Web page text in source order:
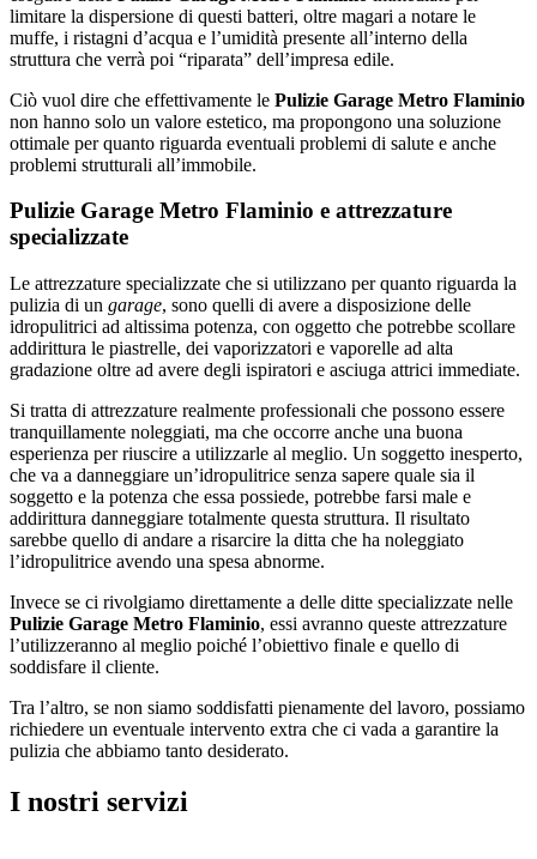
limitare la dispersione di questi batteri, oltre magari a notare le
muffe, i ristagni d’acqua e l’umidità presente all’interno della
struttura che verrà poi “riparata” dell’impresa edile.
Ciò vuol dire che effettivamente le Pulizie Garage Metro Flaminio
non hanno solo un valore estetico, ma propongono una soluzione
ottimale per quanto riguarda eventuali problemi di salute e anche
problemi strutturali all’immobile.
Pulizie Garage Metro Flaminio e attrezzature
specializzate
Le attrezzature specializzate che si utilizzano per quanto riguarda la
pulizia di un garage, sono quelli di avere a disposizione delle
idropulitrici ad altissima potenza, con oggetto che potrebbe scollare
addirittura le piastrelle, dei vaporizzatori e vaporelle ad alta
gradazione oltre ad avere degli ispiratori e asciuga attrici immediate.
Si tratta di attrezzature realmente professionali che possono essere
tranquillamente noleggiati, ma che occorre anche una buona
esperienza per riuscire a utilizzarle al meglio. Un soggetto inesperto,
che va a danneggiare un’idropulitrice senza sapere quale sia il
soggetto e la potenza che essa possiede, potrebbe farsi male e
addirittura danneggiare totalmente questa struttura. Il risultato
sarebbe quello di andare a risarcire la ditta che ha noleggiato
l’idropulitrice avendo una spesa abnorme.
Invece se ci rivolgiamo direttamente a delle ditte specializzate nelle
Pulizie Garage Metro Flaminio, essi avranno queste attrezzature
l’utilizzeranno al meglio poiché l’obiettivo finale e quello di
soddisfare il cliente.
Tra l’altro, se non siamo soddisfatti pienamente del lavoro, possiamo
richiedere un eventuale intervento extra che ci vada a garantire la
pulizia che abbiamo tanto desiderato.
I nostri servizi